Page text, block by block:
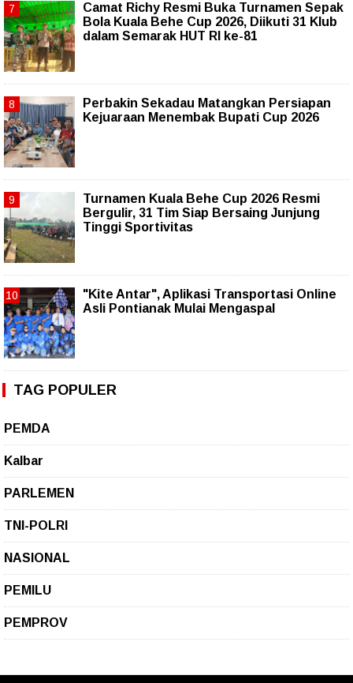
Camat Richy Resmi Buka Turnamen Sepak
Bola Kuala Behe Cup 2026, Diikuti 31 Klub
dalam Semarak HUT RI ke-81
Perbakin Sekadau Matangkan Persiapan
Kejuaraan Menembak Bupati Cup 2026
Turnamen Kuala Behe Cup 2026 Resmi
Bergulir, 31 Tim Siap Bersaing Junjung
Tinggi Sportivitas
"Kite Antar", Aplikasi Transportasi Online
Asli Pontianak Mulai Mengaspal
TAG POPULER
PEMDA
Kalbar
PARLEMEN
TNI-POLRI
NASIONAL
PEMILU
PEMPROV